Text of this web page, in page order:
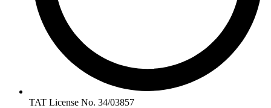
TAT License No. 34/03857